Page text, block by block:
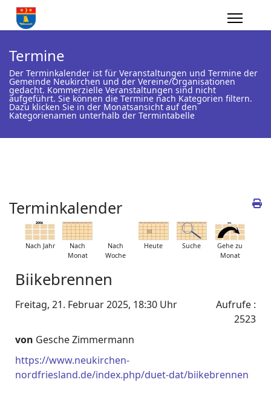
Termine
Der Terminkalender ist für Veranstaltungen und Termine der
Gemeinde Neukirchen und der Vereine/Organisationen
gedacht. Kommerzielle Veranstaltungen sind nicht
aufgeführt. Sie können die Termine nach Kategorien filtern.
Dazu klicken Sie in der Monatsansicht auf den
Kategorienamen unterhalb der Termintabelle
Terminkalender
Nach Jahr
Nach
Monat
Nach
Woche
Heute Suche
Gehe zu
Monat
Biikebrennen
Freitag, 21. Februar 2025, 18:30 Uhr Aufrufe :
2523
von Gesche Zimmermann
https://www.neukirchen-
nordfriesland.de/index.php/duet-dat/biikebrennen